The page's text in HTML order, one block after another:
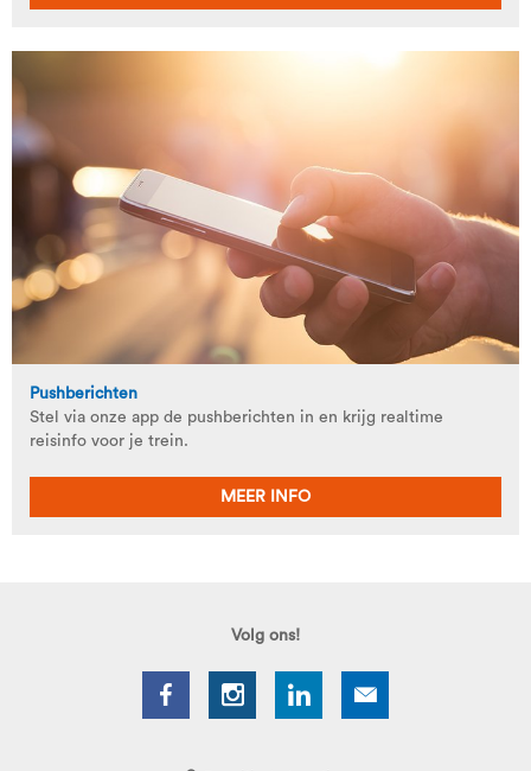
Pushberichten
Stel via onze app de pushberichten in en krijg realtime
reisinfo voor je trein.
MEER INFO
Volg ons!